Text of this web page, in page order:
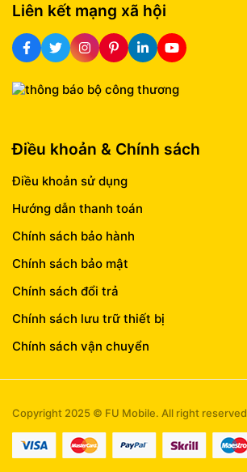
Liên kết mạng xã hội
Điều khoản & Chính sách
Điều khoản sử dụng
Hướng dẫn thanh toán
Chính sách bảo hành
Chính sách bảo mật
Chính sách đổi trả
Chính sách lưu trữ thiết bị
Chính sách vận chuyển
Copyright 2025 © FU Mobile. All right reserved